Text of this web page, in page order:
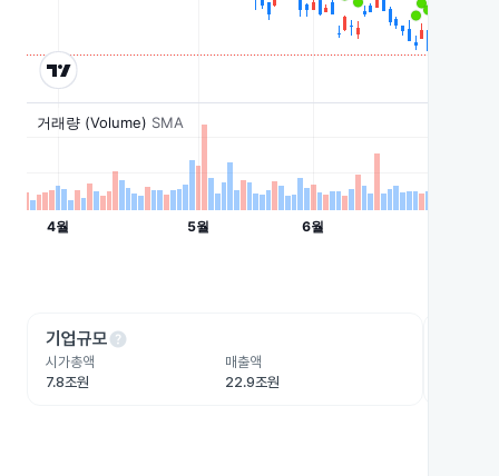
기업규모help
시가총액
7.8조원
매출액
22.9조원